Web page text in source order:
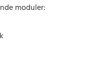
moduler: